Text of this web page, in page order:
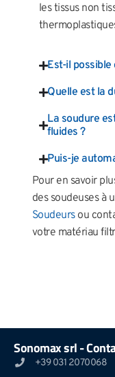
les tissus non
Est-il possible
Quelle est la
La soudure
fluides ?
Puis-je
Pour en savoir
des soudeuses à
Soudeursou
votre matériau
Sonomax srl -
+39 031 2070068